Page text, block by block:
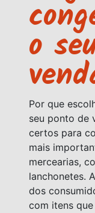
o
Por que
seu ponto de
certos para
mais
mercearias,
lanchonetes.
dos
com itens